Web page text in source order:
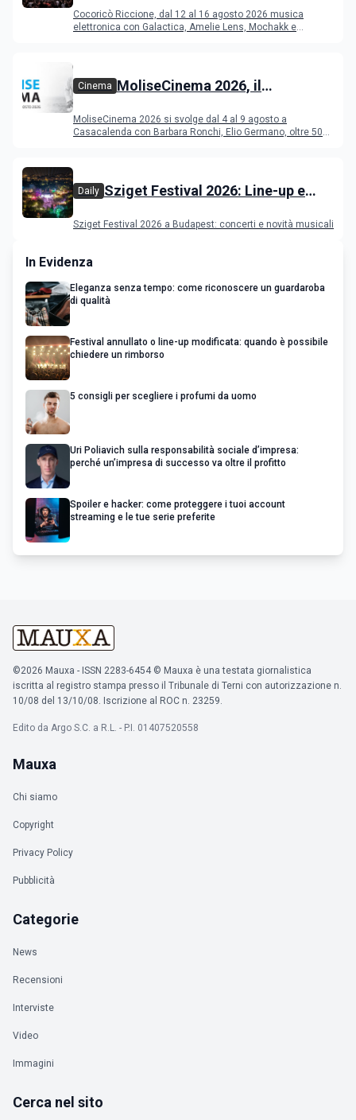
Cocoricò Riccione, dal 12 al 16 agosto 2026 musica
elettronica con Galactica, Amelie Lens, Mochakk e
Cinema MoliseCinema 2026, il
MoliseCinema 2026 si svolge dal 4 al 9 agosto a
Casacalenda con Barbara Ronchi, Elio Germano, oltre 50
Daily Sziget Festival 2026: Line-up e
Sziget Festival 2026 a Budapest: concerti e novità musicali
In Evidenza
Eleganza senza tempo: come riconoscere un guardaroba
di qualità
Festival annullato o line-up modificata: quando è possibile
chiedere un rimborso
5 consigli per scegliere i profumi da uomo
Uri Poliavich sulla responsabilità sociale d’impresa:
perché un’impresa di successo va oltre il profitto
Spoiler e hacker: come proteggere i tuoi account
streaming e le tue serie preferite
©2026 Mauxa - ISSN 2283-6454 © Mauxa è una testata giornalistica
iscritta al registro stampa presso il Tribunale di Terni con autorizzazione n.
10/08 del 13/10/08. Iscrizione al ROC n. 23259.
Edito da Argo S.C. a R.L. - P.I. 01407520558
Mauxa
Chi siamo
Copyright
Privacy Policy
Pubblicità
Categorie
News
Recensioni
Interviste
Video
Immagini
Cerca nel sito